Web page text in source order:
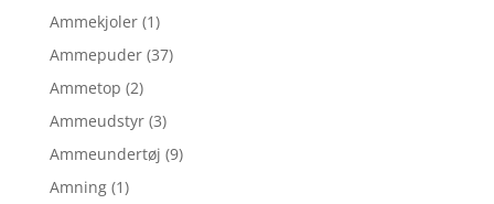
Ammekjoler (1)
Ammepuder (37)
Ammetop (2)
Ammeudstyr (3)
Ammeundertøj (9)
Amning (1)